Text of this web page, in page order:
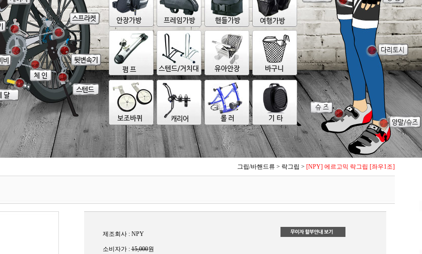
그립/바핸드류 > 락그립 > [NPY] 에르고믹 락그립 [좌우1조]
제조회사 : NPY
소비자가 :15,000원